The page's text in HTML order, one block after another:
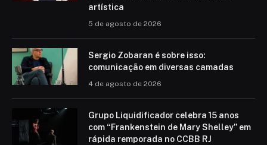
artística
5 de agosto de 2026
Sergio Zobaran é sobre isso:
comunicação em diversas camadas
4 de agosto de 2026
Grupo Liquidificador celebra 15 anos
com “Frankenstein de Mary Shelley” em
rápida remporada no CCBB RJ